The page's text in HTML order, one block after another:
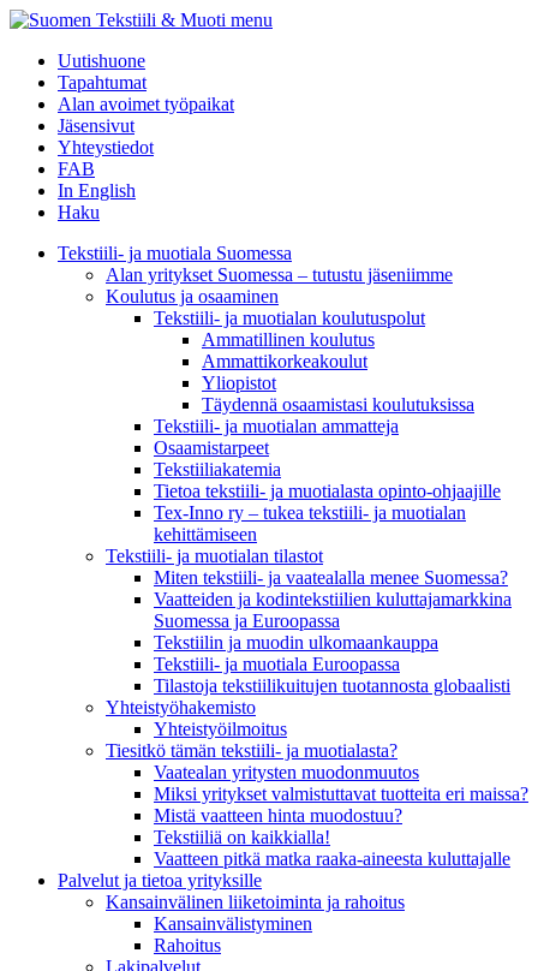
menu
Uutishuone
Tapahtumat
Alan avoimet työpaikat
Jäsensivut
Yhteystiedot
FAB
In English
Haku
Tekstiili- ja muotiala Suomessa
Alan yritykset Suomessa – tutustu jäseniimme
Koulutus ja osaaminen
Tekstiili- ja muotialan koulutuspolut
Ammatillinen koulutus
Ammattikorkeakoulut
Yliopistot
Täydennä osaamistasi koulutuksissa
Tekstiili- ja muotialan ammatteja
Osaamistarpeet
Tekstiiliakatemia
Tietoa tekstiili- ja muotialasta opinto-ohjaajille
Tex-Inno ry – tukea tekstiili- ja muotialan
kehittämiseen
Tekstiili- ja muotialan tilastot
Miten tekstiili- ja vaatealalla menee Suomessa?
Vaatteiden ja kodintekstiilien kuluttajamarkkina
Suomessa ja Euroopassa
Tekstiilin ja muodin ulkomaankauppa
Tekstiili- ja muotiala Euroopassa
Tilastoja tekstiilikuitujen tuotannosta globaalisti
Yhteistyö­hakemisto
Yhteistyöilmoitus
Tiesitkö tämän tekstiili- ja muotialasta?
Vaatealan yritysten muodonmuutos
Miksi yritykset valmistuttavat tuotteita eri maissa?
Mistä vaatteen hinta muodostuu?
Tekstiiliä on kaikkialla!
Vaatteen pitkä matka raaka-aineesta kuluttajalle
Palvelut ja tietoa yrityksille
Kansainvälinen liiketoiminta ja rahoitus
Kansain­välistyminen
Rahoitus
Lakipalvelut